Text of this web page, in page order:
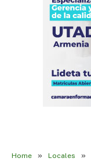
Home » Locales »